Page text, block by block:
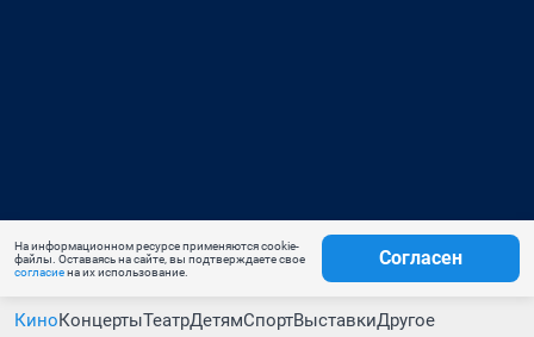
На информационном ресурсе применяются cookie-
файлы. Оставаясь на сайте, вы подтверждаете свое
согласиена их использование.
Согласен
КиноКонцертыТеатрДетямСпортВыставкиДругое